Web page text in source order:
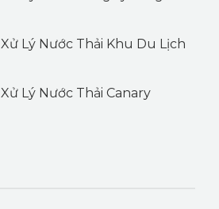
Lý Nước Thải Khu Du Lịch
Lý Nước Thải Canary